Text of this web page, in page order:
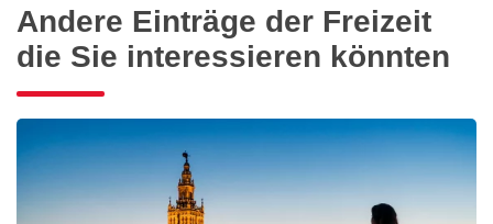
Andere Einträge der Freizeit
die Sie interessieren könnten